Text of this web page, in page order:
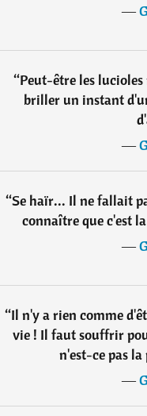
―
“Peut-être les
briller un instant
―
“Se haïr... Il ne fallait
connaître que c'est
―
“Il n'y a rien comme
vie ! Il faut souffrir
n'est-ce pas la
―